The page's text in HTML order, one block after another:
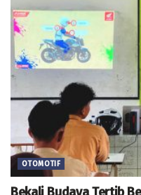
OTOMOTIF